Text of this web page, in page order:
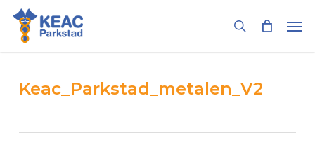
Skip
main
search
Keac_Parkstad_metalen_V2